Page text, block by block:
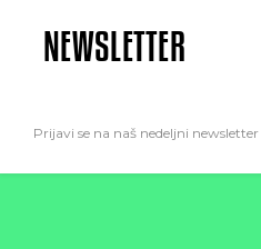
NEWSLETTER
Prijavi se na naš nedeljni